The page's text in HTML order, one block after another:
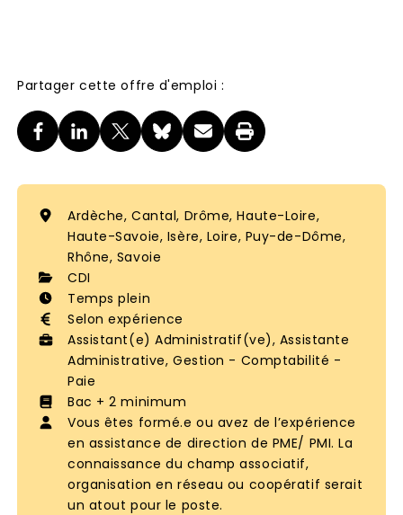
Partager cette offre d'emploi :
Ardèche, Cantal, Drôme, Haute-Loire,
Haute-Savoie, Isère, Loire, Puy-de-Dôme,
Rhône, Savoie
CDI
Temps plein
Selon expérience
Assistant(e) Administratif(ve), Assistante
Administrative, Gestion - Comptabilité -
Paie
Bac + 2 minimum
Vous êtes formé.e ou avez de l’expérience
en assistance de direction de PME/ PMI. La
connaissance du champ associatif,
organisation en réseau ou coopératif serait
un atout pour le poste.